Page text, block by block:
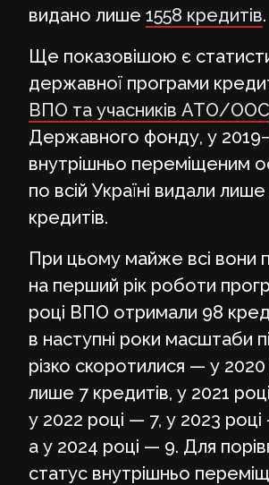
видано лише 1558 кредитів.
Ще показовішою є
державної програми
ВПО та учасників АТО/ООС
Державного фонду, у
внутрішньо переміщеним
по всій Україні видали лише
кредитів.
При цьому майже всі вони
на перший рік роботи
році ВПО отримали 98
в наступні роки масштаби
різко скоротилися — у
лише 7 кредитів, у 2021
у 2022 році — 7, у 2023
а у 2024 році — 9. Для
статус внутрішньо